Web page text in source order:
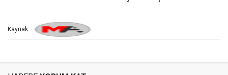
Kaynak: